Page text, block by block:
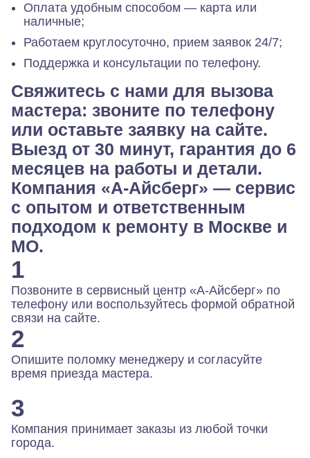
Оплата удобным способом — карта или
наличные;
Работаем круглосуточно, прием заявок 24/7;
Поддержка и консультации по телефону.
Свяжитесь с нами для вызова
мастера: звоните по телефону
или оставьте заявку на сайте.
Выезд от 30 минут, гарантия до 6
месяцев на работы и детали.
Компания «А-Айсберг» — сервис
с опытом и ответственным
подходом к ремонту в Москве и
МО.
1
Позвоните в сервисный центр «А-Айсберг» по
телефону или воспользуйтесь формой обратной
связи на сайте.
2
Опишите поломку менеджеру и согласуйте
время приезда мастера.
3
Компания принимает заказы из любой точки
города.